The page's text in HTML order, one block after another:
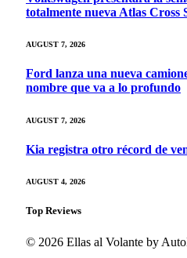
totalmente nueva Atlas Cross
AUGUST 7, 2026
Ford lanza una nueva
nombre que va a lo profundo
AUGUST 7, 2026
Kia registra otro récord de
AUGUST 4, 2026
Top Reviews
© 2026 Ellas al Volante by